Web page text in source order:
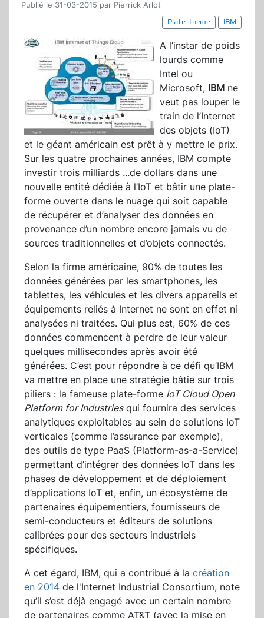
Publié le 31-03-2015 par Pierrick Arlot
Plate-forme
IBM
A l’instar de poids
lourds comme
Intel ou
Microsoft, IBM ne
veut pas louper le
train de l’Internet
des objets (IoT)
et le géant américain est prêt à y mettre le prix.
Sur les quatre prochaines années, IBM compte
investir trois milliards ...de dollars dans une
nouvelle entité dédiée à l’IoT et bâtir une plate-
forme ouverte dans le nuage qui soit capable
de récupérer et d’analyser des données en
provenance d’un nombre encore jamais vu de
sources traditionnelles et d’objets connectés.
Selon la firme américaine, 90% de toutes les
données générées par les smartphones, les
tablettes, les véhicules et les divers appareils et
équipements reliés à Internet ne sont en effet ni
analysées ni traitées. Qui plus est, 60% de ces
données commencent à perdre de leur valeur
quelques millisecondes après avoir été
générées. C’est pour répondre à ce défi qu’IBM
va mettre en place une stratégie bâtie sur trois
piliers : la fameuse plate-forme IoT Cloud Open
Platform for Industriesqui fournira des services
analytiques exploitables au sein de solutions IoT
verticales (comme l’assurance par exemple),
des outils de type PaaS (Platform-as-a-Service)
permettant d’intégrer des données IoT dans les
phases de développement et de déploiement
d’applications IoT et, enfin, un écosystème de
partenaires équipementiers, fournisseurs de
semi-conducteurs et éditeurs de solutions
calibrées pour des secteurs industriels
spécifiques.
A cet égard, IBM, qui a contribué à la création
en 2014 de l'Internet Industrial Consortium, note
qu’il s’est déjà engagé avec un certain nombre
de partenaires comme AT&T (avec la mise en